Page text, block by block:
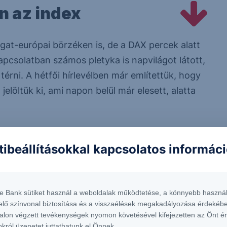
az index
európai börzéken is, de a DAX percek alatt
számos pletyka is napvilágot látott,
A hétfői hírlevélben már említettük, hogy
ki, ami napon belül már elesett, alatta
1. ellenállás
kapcsolatos
Bank sütiket használ a weboldalak működtetése, a könnyebb
színvonal biztosítása és a visszaélések megakadályozása
végzett tevékenységek nyomon követésével kifejezetten az Önt